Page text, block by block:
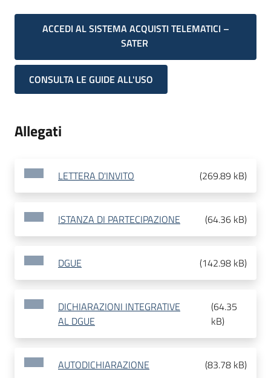
ACCEDI AL SISTEMA ACQUISTI TELEMATICI –
SATER
CONSULTA LE GUIDE ALL'USO
Allegati
LETTERA D'INVITO (269.89 kB)
ISTANZA DI PARTECIPAZIONE (64.36 kB)
DGUE (142.98 kB)
DICHIARAZIONI INTEGRATIVE
AL DGUE
(64.35
kB)
AUTODICHIARAZIONE (83.78 kB)